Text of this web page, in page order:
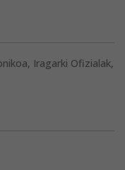
Iragarki Ofizialak,